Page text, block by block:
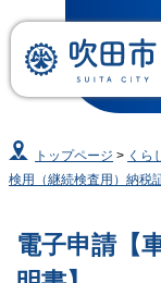
トップページ > くら
検用（継続検査用）納税
電子申請【